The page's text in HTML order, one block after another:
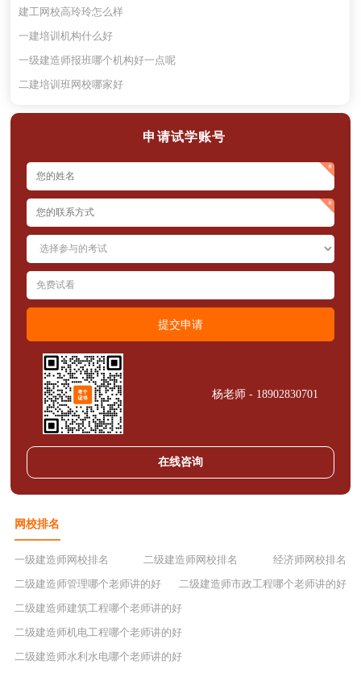
建工网校高玲玲怎么样
一建培训机构什么好
一级建造师报班哪个机构好一点呢
二建培训班网校哪家好
申请试学账号
杨老师 - 18902830701
在线咨询
网校排名
一级建造师网校排名 二级建造师网校排名
经济师网校排名
二级建造师管理哪个老师讲的好
二级建造师市政工程哪个老师讲的好
二级建造师建筑工程哪个老师讲的好
二级建造师机电工程哪个老师讲的好
二级建造师水利水电哪个老师讲的好